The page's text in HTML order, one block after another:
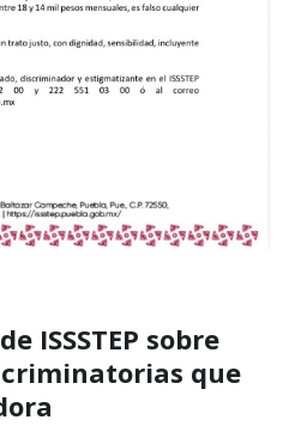
ISSSTEP sobre
que